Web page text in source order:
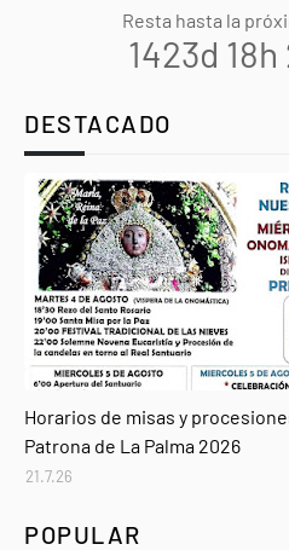
Resta hasta la
1423d
DESTACADO
Horarios de misas y
Patrona de La Palma 2026
21.7.26
POPULAR